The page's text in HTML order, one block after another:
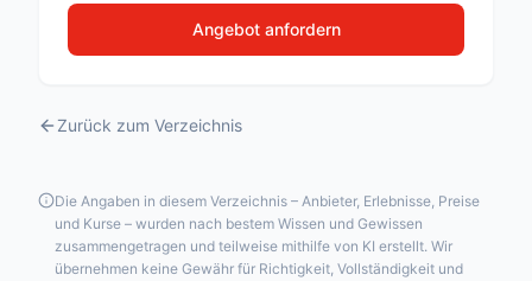
Angebot anfordern
Zurück zum Verzeichnis
Die Angaben in diesem Verzeichnis – Anbieter, Erlebnisse, Preise
und Kurse – wurden nach bestem Wissen und Gewissen
zusammengetragen und teilweise mithilfe von KI erstellt. Wir
übernehmen keine Gewähr für Richtigkeit, Vollständigkeit und